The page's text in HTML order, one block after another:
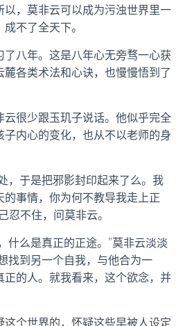
，莫非云可以成为污浊世界里一
不了全天下。
八年。这是八年心无旁骛一心获
各类术法和心诀，也慢慢悟到了
云很少跟玉玑子说话。他似乎完全
内心的变化，也从不以老师的身
，于是把邪影封印起来了么。我
事情，你为何不教导我走上正
忍不住，问莫非云。
什么是真正的正途。”莫非云淡淡
找到另一个自我，与他合为一
的人。就我看来，这个欲念，并
个世界的，怀疑这些早被人设定